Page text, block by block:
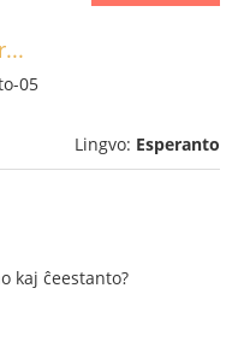
05
Lingvo: Esperanto
kaj ĉeestanto?